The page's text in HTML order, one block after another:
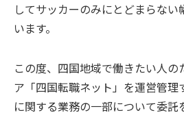
してサッカーのみにとどまらない
います。
この度、四国地域で働きたい人の
ア「四国転職ネット」を運営管理
に関する業務の一部について委託